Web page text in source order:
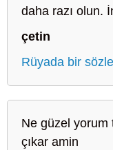
daha razı olun.
çetin
Rüyada bir
Ne güzel yorum
çıkar amin